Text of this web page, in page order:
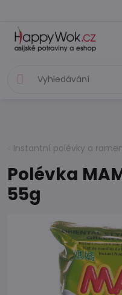
Instantní polévky a
Polévka
55g